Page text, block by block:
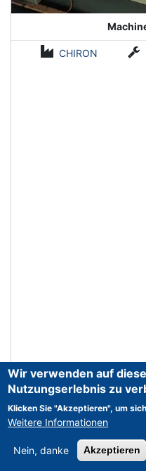
CHIRON
CNC>
Wir verwenden auf
Nutzungserlebnis zu
Klicken Sie "Akzeptieren", um
Weitere Informationen
Nein, danke Akzeptieren